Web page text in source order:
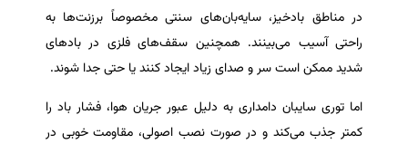
در مناطق بادخیز، سایه‌بان‌های سنتی مخصوصاً برزنت‌ها به
راحتی آسیب می‌بینند. همچنین سقف‌های فلزی در بادهای
شدید ممکن است سر و صدای زیاد ایجاد کنند یا حتی جدا شوند.
اما توری سایبان دامداری به دلیل عبور جریان هوا، فشار باد را
کمتر جذب می‌کند و در صورت نصب اصولی، مقاومت خوبی در